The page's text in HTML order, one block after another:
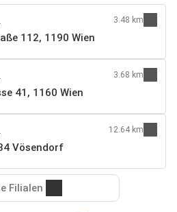
112, 1190 Wien
3.48 km
41, 1160 Wien
3.68 km
Vösendorf
12.64 km
Filialen